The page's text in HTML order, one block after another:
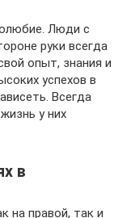
Люди с
руки всегда
опыт, знания и
успехов в
Всегда
у них
в
на правой, так и